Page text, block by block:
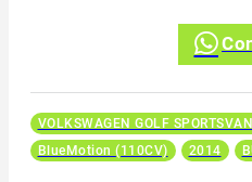
VOLKSWAGEN GOLF
BlueMotion (110CV)
2014